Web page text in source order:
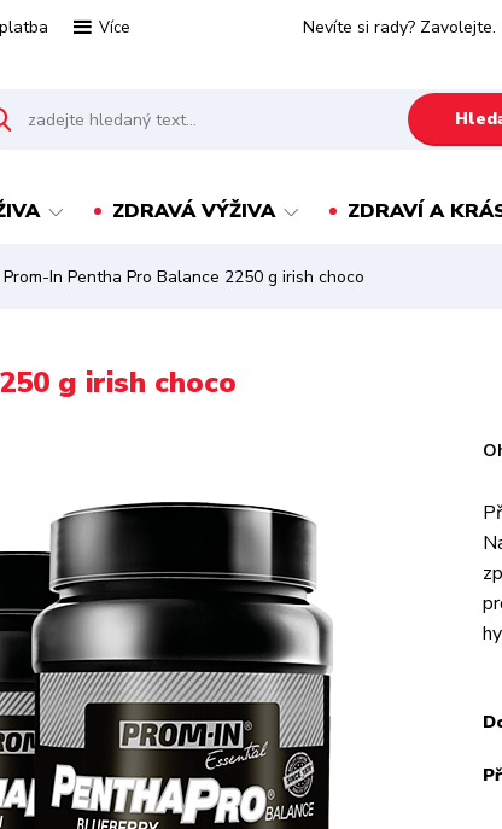
Více Nevíte si rady? Zavolejte.
ZDRAVÁ VÝŽIVA ZDRAVÍ A
Prom-In Pentha Pro Balance 2250 g irish choco
g irish choco